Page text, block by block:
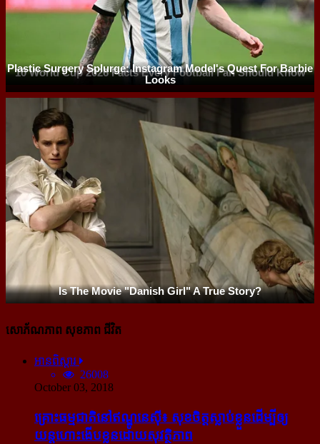
សោភ័ណភាព សុខភាព ជីវិត
អានពិស្ដារ
26008
October 03, 2018
គ្រោះធម្មជាតិនៅឥណ្ឌូនេស៊ី៖ សុខចិត្ត​ស្លាប់​ខ្លួន​ដើម្បី​ឲ្យ​
យន្ដហោះ​ងើប​ខ្លួន​ដោយ​សុវត្ថិភាព